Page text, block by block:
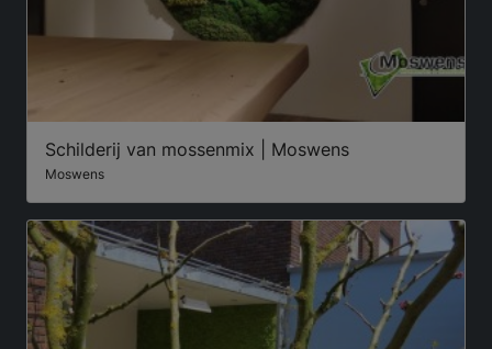
Schilderij van mossenmix | Moswens
Moswens